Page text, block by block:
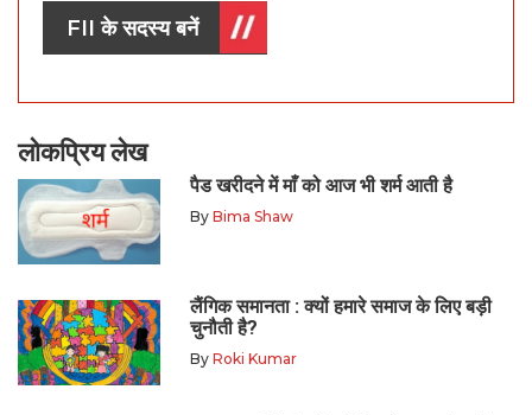
FII के सदस्य बनें
लोकप्रिय लेख
पैड खरीदने में माँ को आज भी शर्म आती है
By Bima Shaw
लैंगिक समानता : क्यों हमारे समाज के लिए बड़ी
चुनौती है?
By Roki Kumar